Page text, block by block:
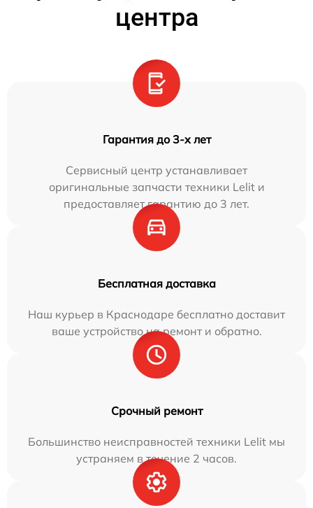
центра
Гарантия до 3-х лет
Сервисный центр устанавливает
оригинальные запчасти техники Lelit и
предоставляет гарантию до 3 лет.
Бесплатная доставка
Наш курьер в Краснодаре бесплатно доставит
ваше устройство на ремонт и обратно.
Срочный ремонт
Большинство неисправностей техники Lelit мы
устраняем в течение 2 часов.